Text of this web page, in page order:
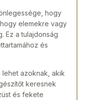
hogy
elemekre vagy
Ez a tulajdonság
és
lehet azoknak, akik
keresnek
és fekete